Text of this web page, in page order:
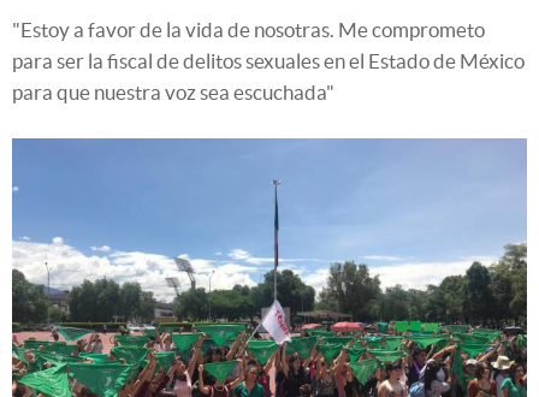
"Estoy a favor de la vida de nosotras. Me comprometo
para ser la fiscal de delitos sexuales en el Estado de México
para que nuestra voz sea escuchada"